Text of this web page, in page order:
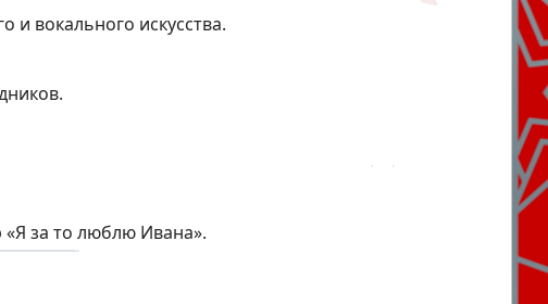
и вокального искусства.
за то люблю Ивана».